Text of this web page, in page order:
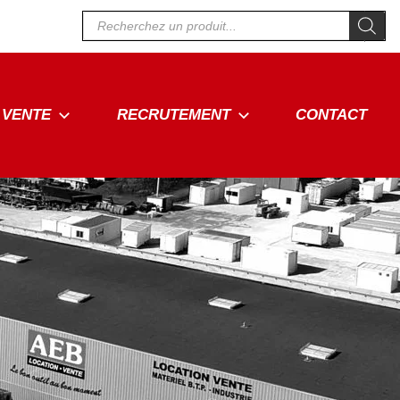
Recherche
de
produits
VENTE RECRUTEMENT CONTACT